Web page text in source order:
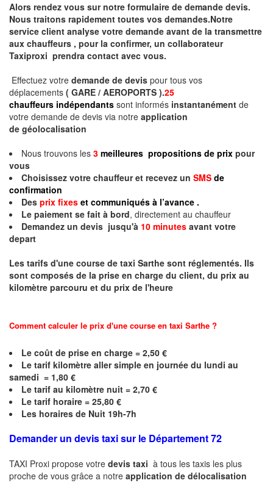
Alors rendez vous sur notre formulaire de demande devis.
Nous traitons rapidement toutes vos demandes.Notre
service client analyse votre demande avant de la transmettre
aux chauffeurs , pour la confirmer, un collaborateur
Taxiproxi prendra contact avec vous.
Effectuez votre demande de devis pour tous vos
déplacements ( GARE / AEROPORTS ).25
chauffeurs indépendants sont informés instantanément de
votre demande de devis via notre application
de géolocalisation
Nous trouvons les 3 meilleures propositions de prix pour
vous
Choisissez votre chauffeur et recevez un SMS de
confirmation
Des prix fixes et communiqués à l’avance .
Le paiement se fait à bord, directement au chauffeur
Demandez un devis jusqu'à 10 minutes avant votre
depart
Les tarifs d'une course de taxi Sarthe sont réglementés. Ils
sont composés de la prise en charge du client, du prix au
kilomètre parcouru et du prix de l'heure
Comment calculer le prix d'une course en taxi Sarthe ?
Le coût de prise en charge = 2,50 €
Le tarif kilomètre aller simple en journée du lundi au
samedi = 1,80 €
Le tarif au kilomètre nuit = 2,70 €
Le tarif horaire = 25,80 €
Les horaires de Nuit 19h-7h
Demander un devis taxi sur le Département 72
TAXI Proxi propose votre devis taxi à tous les taxis les plus
proche de vous grâce a notre application de délocalisation